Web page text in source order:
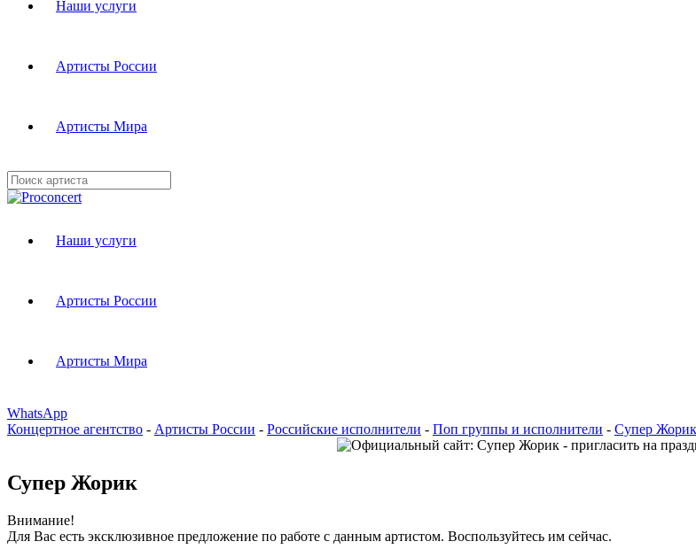
Наши услуги
Артисты России
Артисты Мира
Наши услуги
Артисты России
Артисты Мира
WhatsApp
Концертное агентство - Артисты России - Российские исполнители - Поп группы и исполнители - Супер Жорик
Супер Жорик
Внимание!
Для Вас есть эксклюзивное предложение по работе с данным артистом. Воспользуйтесь им сейчас.